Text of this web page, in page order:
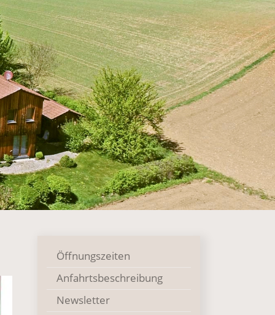
Öffnungszeiten
Anfahrtsbeschreibung
Newsletter